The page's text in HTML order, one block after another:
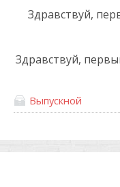
Здравствуй,
Здравствуй,
Выпускной